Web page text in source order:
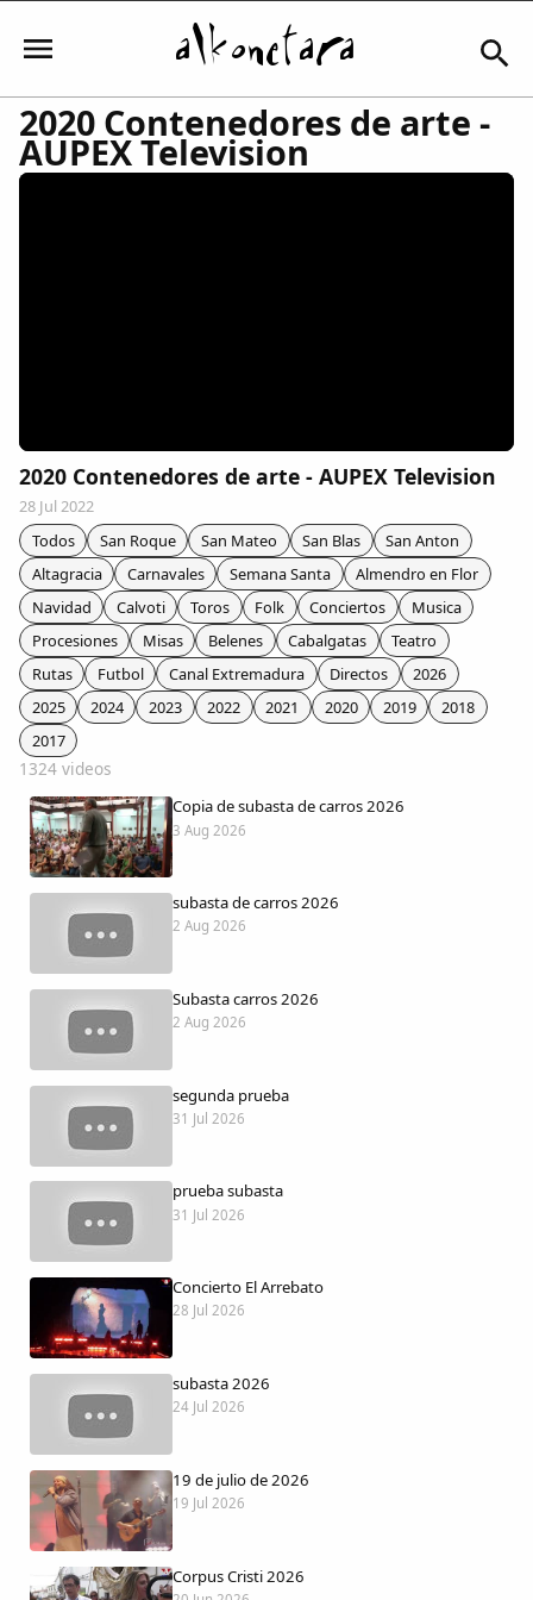
Iniciar sesión
Comunidad
Colaboradores
AlkoTV
Biblioteca
Periódico Alconétar
Foros
Idiosincrasia
Diccionario
Traductor
Dichos
Cancionero Local
Apodos
Peñas
La palra
Modo oscuro
2020 Contenedores de arte -
AUPEX Television
2020 Contenedores de arte - AUPEX Television
28 Jul 2022
Todos
San Roque San Mateo San Blas
San Anton
Altagracia
Carnavales Semana Santa
Almendro en Flor
Navidad
Calvoti Toros Folk Conciertos
Musica
Procesiones
Misas Belenes Cabalgatas
Teatro
Rutas
Futbol Canal Extremadura Directos
2026
2025
2024 2023 2022 2021 2020 2019
2018
2017
1324 videos
Copia de subasta de carros 2026
3 Aug 2026
subasta de carros 2026
2 Aug 2026
Subasta carros 2026
2 Aug 2026
segunda prueba
31 Jul 2026
prueba subasta
31 Jul 2026
Concierto El Arrebato
28 Jul 2026
subasta 2026
24 Jul 2026
19 de julio de 2026
19 Jul 2026
Corpus Cristi 2026